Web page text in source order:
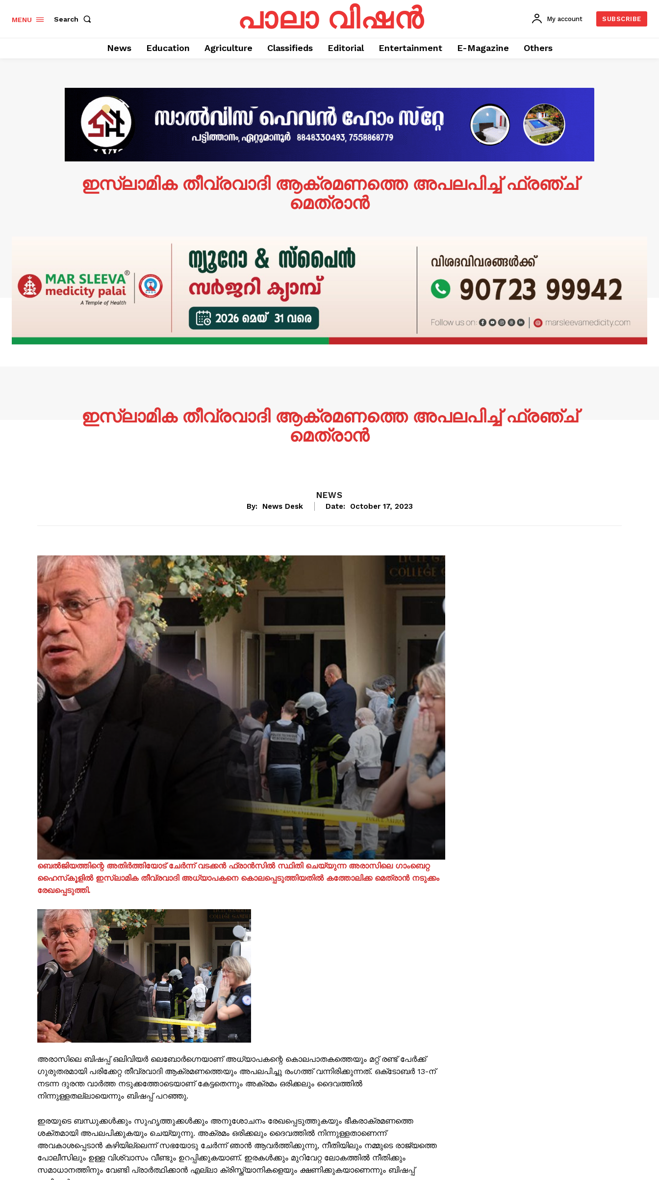
PALA VISION
SUBSCRIBE NOW
PALA VISION
About
My account
Grievance Redressal
MENU Search പാലാ വിഷൻ My account SUBSCRIBE
News Education Agriculture Classifieds Editorial Entertainment E-Magazine Others
ഇസ്ലാമിക തീവ്രവാദി ആക്രമണത്തെ അപലപിച്ച് ഫ്രഞ്ച്
മെത്രാന്‍
ഇസ്ലാമിക തീവ്രവാദി ആക്രമണത്തെ അപലപിച്ച് ഫ്രഞ്ച്
മെത്രാന്‍
NEWS
By: News Desk Date: October 17, 2023
ബെൽജിയത്തിന്റെ അതിർത്തിയോട് ചേർന്ന് വടക്കൻ ഫ്രാൻസിൽ സ്ഥിതി ചെയ്യുന്ന അരാസിലെ ഗാംബെറ്റ
ഹൈസ്‌കൂളിൽ ഇസ്ലാമിക തീവ്രവാദി അധ്യാപകനെ കൊലപ്പെടുത്തിയതില്‍ കത്തോലിക്ക മെത്രാന്‍ നടുക്കം
രേഖപ്പെടുത്തി.
അരാസിലെ ബിഷപ്പ് ഒലിവിയർ ലെബോർഗ്നെയാണ് അധ്യാപകന്റെ കൊലപാതകത്തെയും മറ്റ് രണ്ട് പേർക്ക്
ഗുരുതരമായി പരിക്കേറ്റ തീവ്രവാദി ആക്രമണത്തെയും അപലപിച്ചു രംഗത്ത് വന്നിരിക്കുന്നത്. ഒക്‌ടോബർ 13-ന്
നടന്ന ദുരന്ത വാർത്ത നടുക്കത്തോടെയാണ് കേട്ടതെന്നും അക്രമം ഒരിക്കലും ദൈവത്തിൽ
നിന്നുള്ളതല്ലായെന്നും ബിഷപ്പ് പറഞ്ഞു.
ഇരയുടെ ബന്ധുക്കൾക്കും സുഹൃത്തുക്കൾക്കും അനുശോചനം രേഖപ്പെടുത്തുകയും ഭീകരാക്രമണത്തെ
ശക്തമായി അപലപിക്കുകയും ചെയ്യുന്നു. അക്രമം ഒരിക്കലും ദൈവത്തിൽ നിന്നുള്ളതാണെന്ന്
അവകാശപ്പെടാൻ കഴിയില്ലെന്ന് സഭയോടു ചേര്‍ന്ന് ഞാൻ ആവർത്തിക്കുന്നു, നീതിയിലും നമ്മുടെ രാജ്യത്തെ
പോലീസിലും ഉള്ള വിശ്വാസം വീണ്ടും ഉറപ്പിക്കുകയാണ്. ഇരകൾക്കും മുറിവേറ്റ ലോകത്തില്‍ നീതിക്കും
സമാധാനത്തിനും വേണ്ടി പ്രാർത്ഥിക്കാന്‍ എല്ലാ ക്രിസ്ത്യാനികളെയും ക്ഷണിക്കുകയാണെന്നും ബിഷപ്പ്